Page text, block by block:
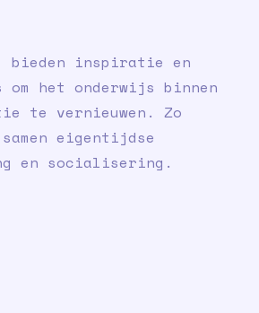
bieden inspiratie en
het onderwijs binnen
te vernieuwen. Zo
eigentijdse
en socialisering.